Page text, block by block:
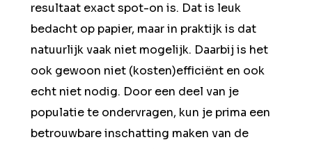
resultaat exact spot-on is. Dat is leuk
bedacht op papier, maar in praktijk is dat
natuurlijk vaak niet mogelijk. Daarbij is het
ook gewoon niet (kosten)efficiënt en ook
echt niet nodig. Door een deel van je
populatie te ondervragen, kun je prima een
betrouwbare inschatting maken van de